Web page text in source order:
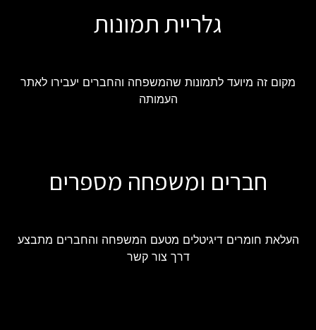
גלריית תמונות
מקום זה מיועד לתמונות שהמשפחה והחברים יעבירו לאתר
העמותה
חברים ומשפחה מספרים
העלאת חומרים דיגיטלים מטעם המשפחה והחברים מתבצע
דרך צור קשר